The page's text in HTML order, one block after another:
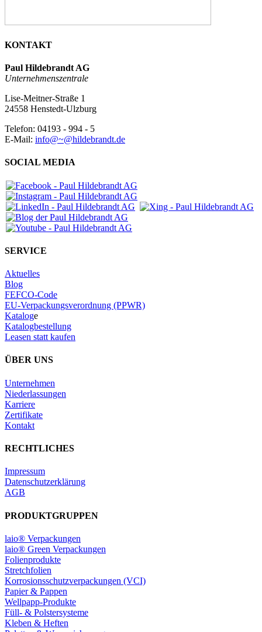
KONTAKT
Paul Hildebrandt AG
Unternehmenszentrale
Lise-Meitner-Straße 1
24558 Henstedt-Ulzburg
Telefon: 04193 - 994 - 5
E-Mail: info@~@hildebrandt.de
SOCIAL MEDIA
SERVICE
Aktuelles
Blog
FEFCO-Code
EU-Verpackungsverordnung (PPWR)
Kataloge
Katalogbestellung
Leasen statt kaufen
ÜBER UNS
Unternehmen
Niederlassungen
Karriere
Zertifikate
Kontakt
RECHTLICHES
Impressum
Datenschutzerklärung
AGB
PRODUKTGRUPPEN
laio® Verpackungen
laio® Green Verpackungen
Folienprodukte
Stretchfolien
Korrosionsschutzverpackungen (VCI)
Papier & Pappen
Wellpapp-Produkte
Füll- & Polstersysteme
Kleben & Heften